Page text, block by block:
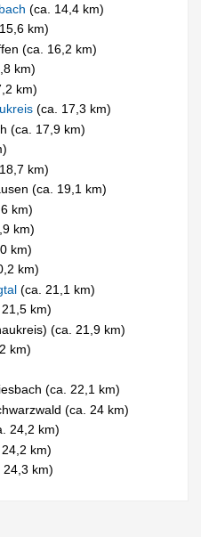
(ca. 14,4 km)
km)
(ca. 16,2 km)
km)
km)
(ca. 17,3 km)
(ca. 17,9 km)
km)
(ca. 19,1 km)
km)
km)
km)
km)
(ca. 21,1 km)
km)
(ca. 21,9 km)
km)
(ca. 22,1 km)
(ca. 24 km)
24,2 km)
km)
24,3 km)